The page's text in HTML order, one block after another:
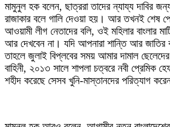
মামুনুল হক বলেন, ছাত্ররা তাদের ন্যায্য দাবির
রাজাকার বলে গালি দেওয়া হয়। আর তখনই শেষ
আওয়ামী লীগ নেতাদের বলি, ওই মহিলার বাংলার
আর দেখবেন না। যদি আপনারা শান্তি আর জাতির
তাহলে জুলাই বিপ্লবের সময় আমার দামাল
বাহিনী, ২০১৩ সালে শাপলা চত্বরে নবী প্রেমিক
শহীদ করেছে সেসব খুনি-মাস্তানদের পরিত্যাগ